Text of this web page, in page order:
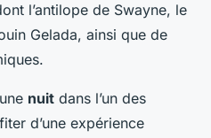
l’antilope de Swayne, le
Gelada, ainsi que de
nuit dans l’un des
d’une expérience